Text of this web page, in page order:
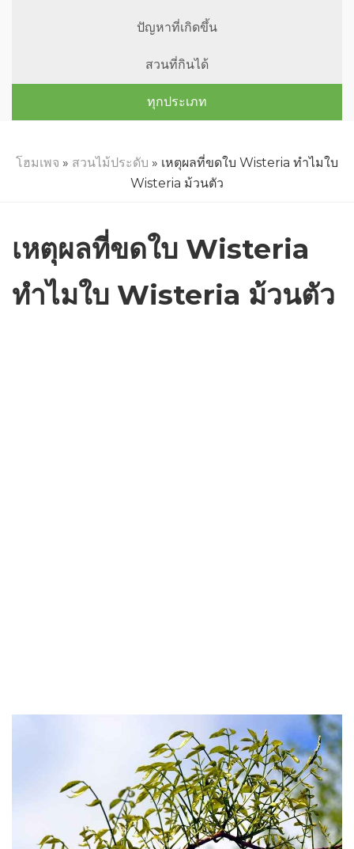
ปัญหาที่เกิดขึ้น
สวนที่กินได้
ทุกประเภท
โฮมเพจ » สวนไม้ประดับ » เหตุผลที่ขดใบ Wisteria ทำไมใบ
Wisteria ม้วนตัว
เหตุผลที่ขดใบ Wisteria
ทำไมใบ Wisteria ม้วนตัว